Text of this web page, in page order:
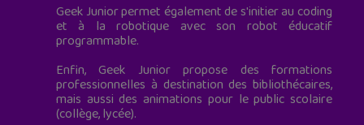
Geek Junior permet également de s'initier au coding
et à la robotique avec son robot éducatif
programmable.
Enfin, Geek Junior propose des formations
professionnelles à destination des bibliothécaires,
mais aussi des animations pour le public scolaire
(collège, lycée).